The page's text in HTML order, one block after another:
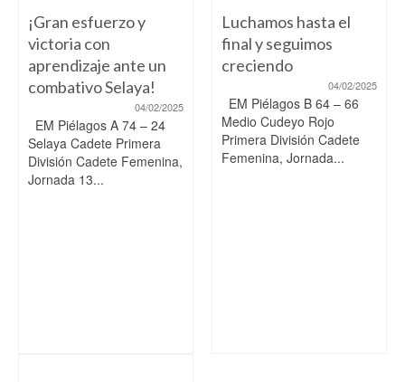
¡Gran esfuerzo y
victoria con
aprendizaje ante un
combativo Selaya!
04/02/2025
EM Piélagos A 74 – 24
Selaya Cadete Primera
División Cadete Femenina,
Jornada 13...
Luchamos hasta el
final y seguimos
creciendo
04/02/2025
EM Piélagos B 64 – 66
Medio Cudeyo Rojo
Primera División Cadete
Femenina, Jornada...